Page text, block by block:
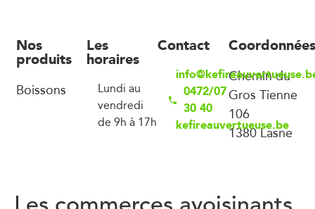
Nos
produits
Boissons
Les
horaires
Lundi au
vendredi
de 9h à 17h
Contact
0472/07
30 40
kefireauvertueuse.be
Coordonnées
Chemin du
Gros Tienne
106
1380 Lasne